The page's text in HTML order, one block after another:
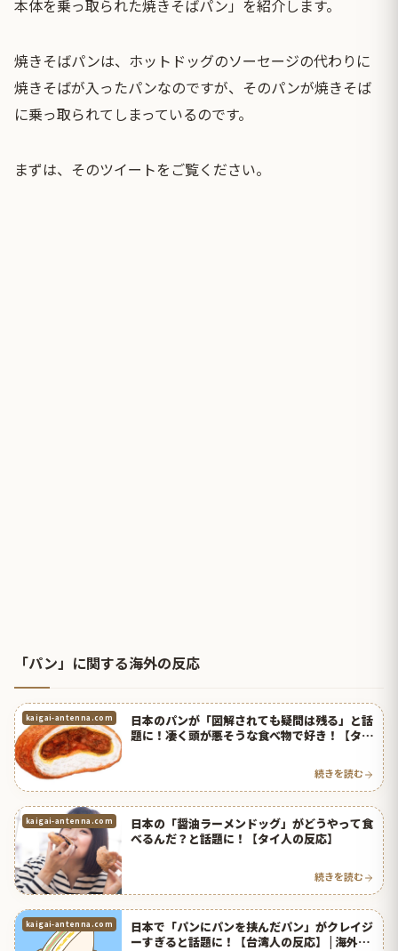
本体を乗っ取られた焼きそばパン」を紹介します。
焼きそばパンは、ホットドッグのソーセージの代わりに
焼きそばが入ったパンなのですが、そのパンが焼きそば
に乗っ取られてしまっているのです。
まずは、そのツイートをご覧ください。
「パン」に関する海外の反応
kaigai-antenna.com
日本のパンが「図解されても疑問は残る」と話
題に！凄く頭が悪そうな食べ物で好き！【タイ
続きを読む
kaigai-antenna.com
日本の「醤油ラーメンドッグ」がどうやって食
べるんだ？と話題に！【タイ人の反応】
続きを読む
kaigai-antenna.com
日本で「パンにパンを挟んだパン」がクレイジ
ーすぎると話題に！【台湾人の反応】 | 海外の